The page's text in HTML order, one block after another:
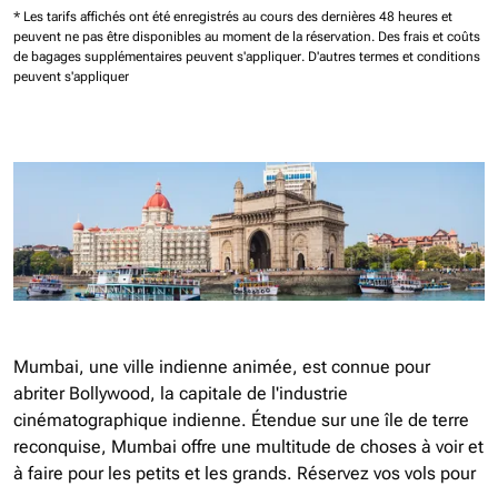
* Les tarifs affichés ont été enregistrés au cours des dernières 48 heures et
peuvent ne pas être disponibles au moment de la réservation. Des frais et coûts
de bagages supplémentaires peuvent s'appliquer. D'autres termes et conditions
peuvent s'appliquer
Mumbai, une ville indienne animée, est connue pour
abriter Bollywood, la capitale de l'industrie
cinématographique indienne. Étendue sur une île de terre
reconquise, Mumbai offre une multitude de choses à voir et
à faire pour les petits et les grands. Réservez vos vols pour